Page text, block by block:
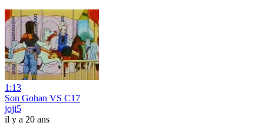
1:13
Son Gohan VS C17
joji5
il y a 20 ans